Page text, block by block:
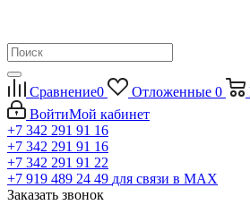
Сравнение0 Отложенные 0
ВойтиМой кабинет
+7 342 291 91 16
+7 342 291 91 16
+7 342 291 91 22
+7 919 489 24 49 для связи в МАХ
Заказать звонок